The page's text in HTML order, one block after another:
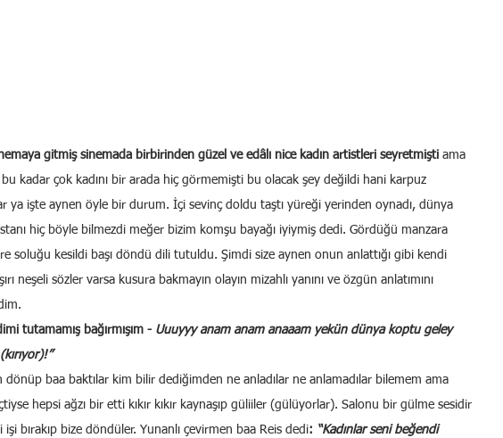
gitmiş sinemada birbirinden güzel ve edâlı nice kadın artistleri seyretmişti ama
bu kadar çok kadını bir arada hiç görmemişti bu olacak şey değildi hani karpuz
ya işte aynen öyle bir durum. İçi sevinç doldu taştı yüreği yerinden oynadı, dünya
hiç böyle bilmezdi meğer bizim komşu bayağı iyiymiş dedi. Gördüğü manzara
soluğu kesildi başı döndü dili tutuldu. Şimdi size aynen onun anlattığı gibi kendi
neşeli sözler varsa kusura bakmayın olayın mizahlı yanını ve özgün anlatımını
tutamamış bağırmışım - Uuuyyy anam anam anaaam yekün dünya koptu geley
baa baktılar kim bilir dediğimden ne anladılar ne anlamadılar bilemem ama
hepsi ağzı bir etti kıkır kıkır kaynaşıp güliiler (gülüyorlar). Salonu bir gülme sesidir
bırakıp bize döndüler. Yunanlı çevirmen baa Reis dedi: “Kadınlar seni beğendi